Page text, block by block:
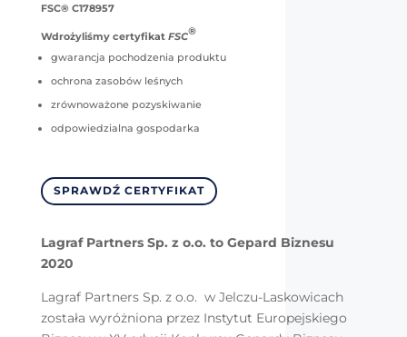
FSC® C178957
Wdrożyliśmy certyfikat FSC®
gwarancja pochodzenia produktu
ochrona zasobów leśnych
zrównoważone pozyskiwanie
odpowiedzialna gospodarka
SPRAWDŹ CERTYFIKAT
Lagraf Partners Sp. z o.o. to Gepard Biznesu
2020
Lagraf Partners Sp. z o.o. w Jelczu-Laskowicach
została wyróżniona przez Instytut Europejskiego